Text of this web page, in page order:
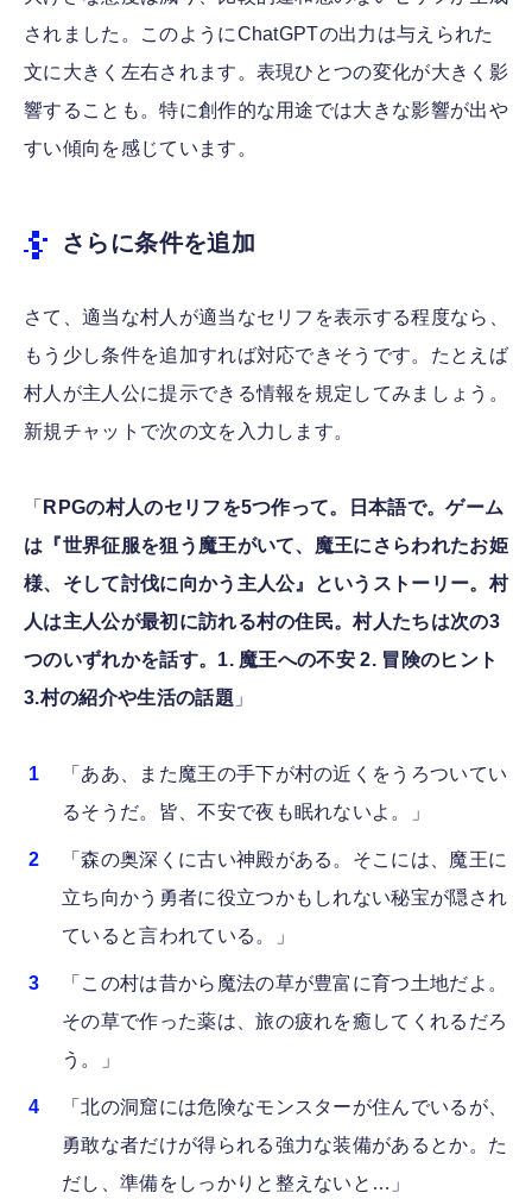
されました。このようにChatGPTの出力は与えられた
文に大きく左右されます。表現ひとつの変化が大きく影
響することも。特に創作的な用途では大きな影響が出や
すい傾向を感じています。
さらに条件を追加
さて、適当な村人が適当なセリフを表示する程度なら、
もう少し条件を追加すれば対応できそうです。たとえば
村人が主人公に提示できる情報を規定してみましょう。
新規チャットで次の文を入力します。
「 RPGの村人のセリフを5つ作って。日本語で。ゲーム
は『世界征服を狙う魔王がいて、魔王にさらわれたお姫
様、そして討伐に向かう主人公』というストーリー。村
人は主人公が最初に訪れる村の住民。村人たちは次の3
つのいずれかを話す。1. 魔王への不安 2. 冒険のヒント
3.村の紹介や生活の話題 」
「ああ、また魔王の手下が村の近くをうろついてい
るそうだ。皆、不安で夜も眠れないよ。」
「森の奥深くに古い神殿がある。そこには、魔王に
立ち向かう勇者に役立つかもしれない秘宝が隠され
ていると言われている。」
「この村は昔から魔法の草が豊富に育つ土地だよ。
その草で作った薬は、旅の疲れを癒してくれるだろ
う。」
「北の洞窟には危険なモンスターが住んでいるが、
勇敢な者だけが得られる強力な装備があるとか。た
だし、準備をしっかりと整えないと…」